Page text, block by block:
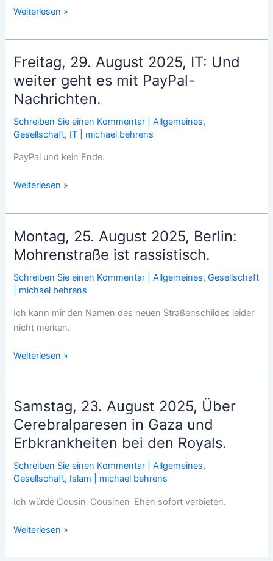
Freitag,
August
2025,
Politik:
Wochenrückblick
Weiterlesen »
Freitag, 29. August 2025, IT: Und
weiter geht es mit PayPal-
Nachrichten.
Schreiben Sie einen Kommentar |Allgemeines,
Gesellschaft, IT michael behrens
PayPal und kein Ende.
Freitag,
August
2025,
IT:
Und
weiter
geht
mit
PayPal-
Weiterlesen »
Montag, 25. August 2025, Berlin:
Mohrenstraße ist rassistisch.
Schreiben Sie einen Kommentar |Allgemeines,Gesellschaft
michael behrens
Ich kann mir den Namen des neuen Straßenschildes leider
nicht merken.
Montag,
August
2025,
Berlin:
Mohrenstraße
ist
Weiterlesen »
Samstag, 23. August 2025, Über
Cerebralparesen in Gaza und
Erbkrankheiten bei den Royals.
Schreiben Sie einen Kommentar |Allgemeines,
Gesellschaft, Islam michael behrens
Ich würde Cousin-Cousinen-Ehen sofort verbieten.
Samstag,
Weiterlesen »